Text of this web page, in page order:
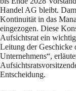
Handel AG bleibt.
Kontinuität in das
eingezogen. Diese
Aufsichtsrat ein
Leitung der Geschicke
Unternehmens“,
Entscheidung.